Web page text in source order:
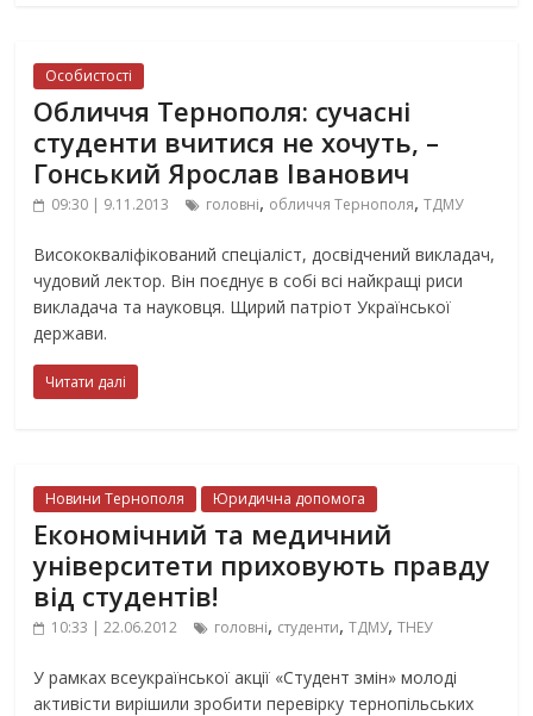
Особистості
Обличчя Тернополя: сучасні
студенти вчитися не хочуть, –
Гонський Ярослав Іванович
09:30 | 9.11.2013 головні, обличчя Тернополя,ТДМУ
Висококваліфікований спеціаліст, досвідчений викладач,
чудовий лектор. Він поєднує в собі всі найкращі риси
викладача та науковця. Щирий патріот Української
держави.
Читати далі
Новини Тернополя Юридична допомога
Економічний та медичний
університети приховують правду
від студентів!
10:33 | 22.06.2012 головні, студенти,ТДМУ,ТНЕУ
У рамках всеукраїнської акції «Студент змін» молоді
активісти вирішили зробити перевірку тернопільських